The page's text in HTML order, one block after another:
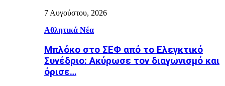
7 Αυγούστου, 2026
Αθλητικά Νέα
Μπλόκο στο ΣΕΦ από το Ελεγκτικό
Συνέδριο: Ακύρωσε τον διαγωνισμό και
όρισε…